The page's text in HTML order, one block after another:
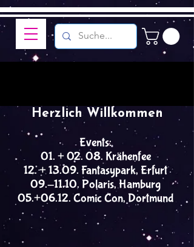
Events:
01. + 02. 08. Krähenfee
12. + 13.09. Fantasypark, Erfurt
09.-11.10. Polaris, Hamburg
05.+06.12. Comic Con, Dortmund
Herzlich Willkommen